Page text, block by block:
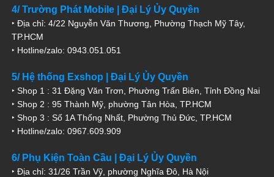
4/ Trường Phát Mobile | Đại Lý Ủy Quyền
‣ Địa chỉ: 4/22 Nguyễn Văn Thương, Phường Thạch Mỹ Tây,
TP.HCM
‣ Hotline/zalo: 0943.051.051
5/ Hệ thống Exshop | Đại Lý Ủy Quyền
‣ Shop 1 : 31 Đặng Văn Trơn, Phường Trấn Biên, Tỉnh Đồng Nai
‣ Shop 2 : 95 Thành Mỹ, phường Tân Hòa, TP.HCM
‣ Shop 3 : Số 1A Thống Nhất, Phường Thủ Đức, TP.HCM
‣ Hotline/zalo: 0967.609.909
6/ Phụ Kiện Toàn Cầu | Đại Lý Ủy Quyền
‣ Địa chỉ: 31/26 Trần Vỹ, phường Nghĩa Đô, Hà Nội